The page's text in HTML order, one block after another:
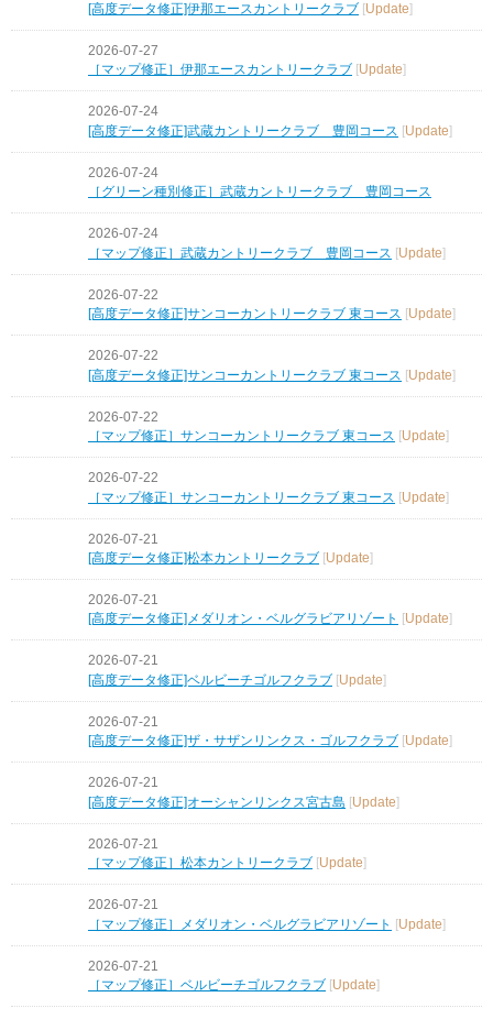
[高度データ修正]伊那エースカントリークラブ [Update]
2026-07-27
［マップ修正］伊那エースカントリークラブ
Update
2026-07-24
[高度データ修正]武蔵カントリークラブ 豊岡コース [Update]
2026-07-24
［グリーン種別修正］武蔵カントリークラブ 豊岡コース
2026-07-24
［マップ修正］武蔵カントリークラブ 豊岡コース [Update]
2026-07-22
[高度データ修正]サンコーカントリークラブ 東コース [Update]
2026-07-22
[高度データ修正]サンコーカントリークラブ 東コース [Update]
2026-07-22
［マップ修正］サンコーカントリークラブ 東コース [Update]
2026-07-22
［マップ修正］サンコーカントリークラブ 東コース [Update]
2026-07-21
[高度データ修正]松本カントリークラブ [Update]
2026-07-21
[高度データ修正]メダリオン・ベルグラビアリゾート
Update
2026-07-21
[高度データ修正]ベルビーチゴルフクラブ [Update]
2026-07-21
[高度データ修正]ザ・サザンリンクス・ゴルフクラブ
Update
2026-07-21
[高度データ修正]オーシャンリンクス宮古島 [Update]
2026-07-21
［マップ修正］松本カントリークラブ
Update
2026-07-21
［マップ修正］メダリオン・ベルグラビアリゾート
[Update]
2026-07-21
［マップ修正］ベルビーチゴルフクラブ [Update]